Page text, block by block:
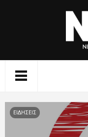
ΕΙΔΗΣΕΙΣ